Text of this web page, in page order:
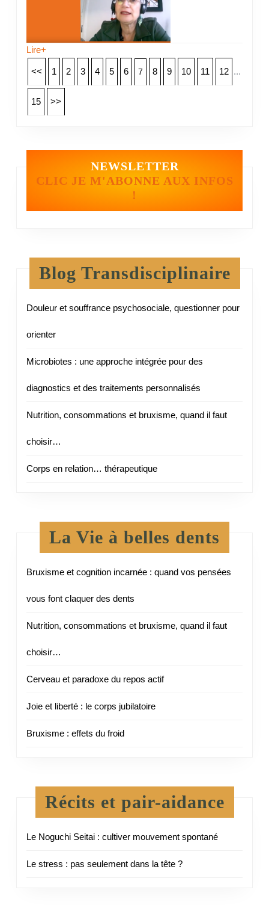
Lire+
<< 1 2 3 4 5 6 7 8 9 10 11 12 ...
15 >>
NEWSLETTER
CLIC JE M'ABONNE AUX INFOS
!
Blog Transdisciplinaire
Douleur et souffrance psychosociale, questionner pour
orienter
Microbiotes : une approche intégrée pour des
diagnostics et des traitements personnalisés
Nutrition, consommations et bruxisme, quand il faut
choisir…
Corps en relation… thérapeutique
La Vie à belles dents
Bruxisme et cognition incarnée : quand vos pensées
vous font claquer des dents
Nutrition, consommations et bruxisme, quand il faut
choisir…
Cerveau et paradoxe du repos actif
Joie et liberté : le corps jubilatoire
Bruxisme : effets du froid
Récits et pair-aidance
Le Noguchi Seitai : cultiver mouvement spontané
Le stress : pas seulement dans la tête ?